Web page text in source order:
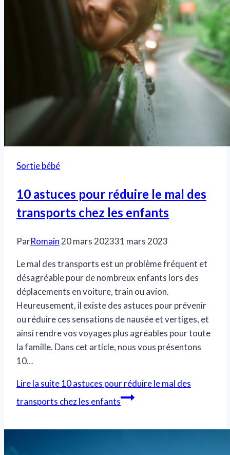
Sortie bébé
10 astuces pour réduire le mal des
transports chez les enfants
ParRomain 20 mars 202331 mars 2023
Le mal des transports est un problème fréquent et
désagréable pour de nombreux enfants lors des
déplacements en voiture, train ou avion.
Heureusement, il existe des astuces pour prévenir
ou réduire ces sensations de nausée et vertiges, et
ainsi rendre vos voyages plus agréables pour toute
la famille. Dans cet article, nous vous présentons
10…
Lire la suite10 astuces pour réduire le mal des
transports chez les enfants